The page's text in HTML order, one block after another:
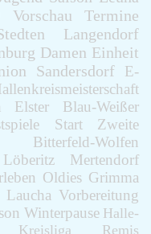
Vorschau
Termine
Langendorf
Damen Einheit
Sandersdorf
E-
Elster
Blau-Weißer
Start
Zweite
Bitterfeld-Wolfen
Löberitz
Mertendorf
Oldies Grimma
Laucha Vorbereitung
Winterpause Halle-
Kreisliga
Remis